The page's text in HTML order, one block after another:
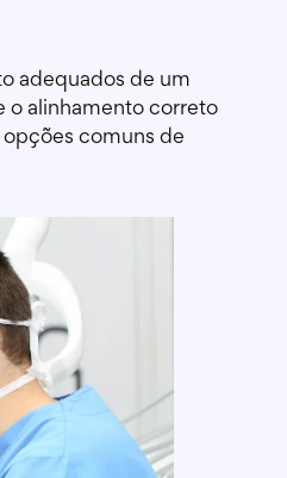
adequados de um
o alinhamento correto
comuns de